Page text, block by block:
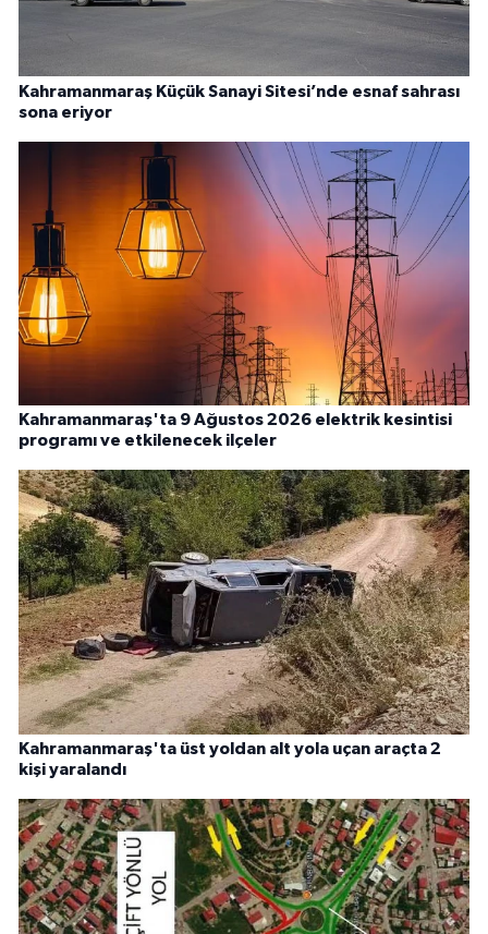
Kahramanmaraş Küçük Sanayi Sitesi’nde esnaf sahrası
sona eriyor
Kahramanmaraş'ta 9 Ağustos 2026 elektrik kesintisi
programı ve etkilenecek ilçeler
Kahramanmaraş'ta üst yoldan alt yola uçan araçta 2
kişi yaralandı